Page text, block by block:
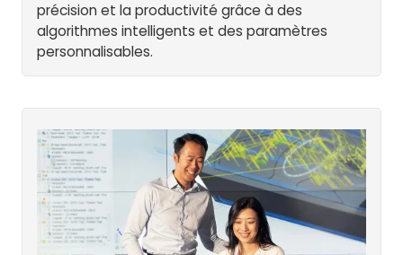
précision et la productivité grâce à des
algorithmes intelligents et des paramètres
personnalisables.